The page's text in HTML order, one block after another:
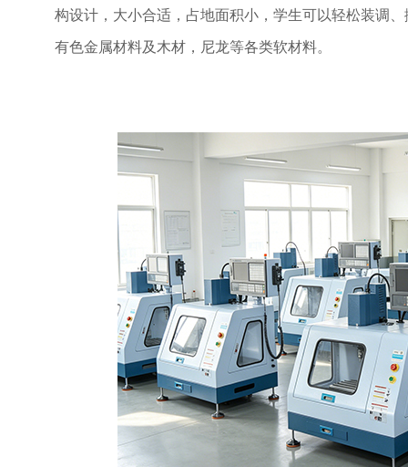
构设计，大小合适，占地面积小，学生可以轻松装调
有色金属材料及木材，尼龙等各类软材料。